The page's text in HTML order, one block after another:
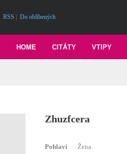
RSS Do oblíbených
VTIPY
CITÁTY
HOME
Zhuzfcera
Pohlaví
Žena